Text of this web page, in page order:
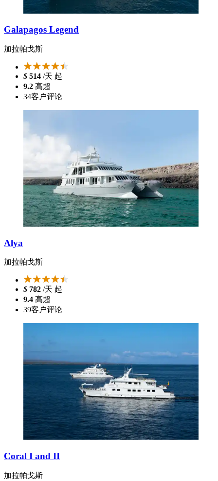
Galapagos Legend
加拉帕戈斯
$ 514 /天 起
9.2 高超
34客户评论
Alya
加拉帕戈斯
$ 782 /天 起
9.4 高超
39客户评论
Coral I and II
加拉帕戈斯